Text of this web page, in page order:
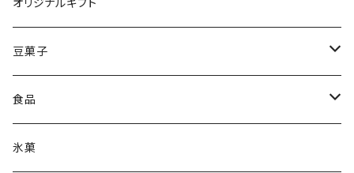
オリジナルギフト
豆菓子
駄菓子
食品
ホームパーティー食材
氷菓